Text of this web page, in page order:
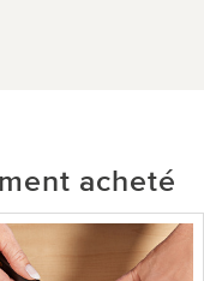
acheté